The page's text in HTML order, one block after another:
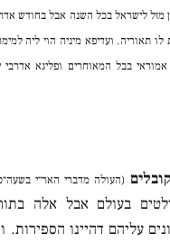
מזל לישראל בכל השנה אבל בחודש
לו תאוריה. ועדיפא מיניה הוי ליה
בבל המאוחרים ופליגא אדרבי
(העולה מדברי האר״י
בעולם אבל אלה
עליהם דהיינו הספירות.